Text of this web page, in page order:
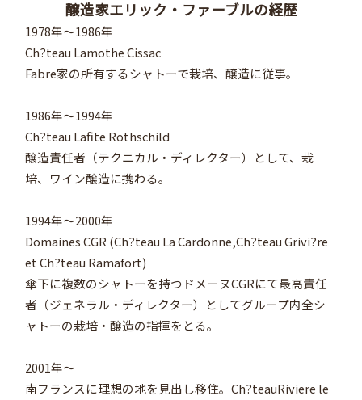
醸造家エリック・ファーブルの経歴
1978年～1986年
Ch?teau Lamothe Cissac
Fabre家の所有するシャトーで栽培、醸造に従事。
1986年～1994年
Ch?teau Lafite Rothschild
醸造責任者（テクニカル・ディレクター）として、栽
培、ワイン醸造に携わる。
1994年～2000年
Domaines CGR (Ch?teau La Cardonne,Ch?teau Grivi?re
et Ch?teau Ramafort)
傘下に複数のシャトーを持つドメーヌCGRにて最高責任
者（ジェネラル・ディレクター）としてグループ内全シ
ャトーの栽培・醸造の指揮をとる。
2001年～
南フランスに理想の地を見出し移住。Ch?teauRiviere le